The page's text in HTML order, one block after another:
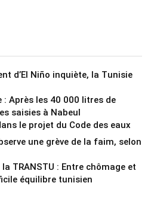
d’El Niño inquiète, la Tunisie
: Après les 40 000 litres de
saisies à Nabeul
le projet du Code des eaux
une grève de la faim, selon
TRANSTU : Entre chômage et
équilibre tunisien